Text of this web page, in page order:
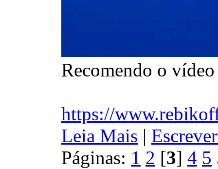
Recomendo o
https://
Leia Mais |
Páginas: 1 2 [3] 4 5